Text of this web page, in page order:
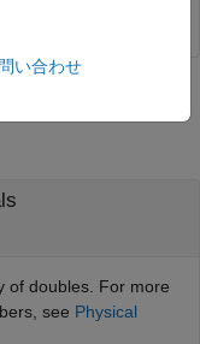
of doubles. For more
see Physical
い合わせ